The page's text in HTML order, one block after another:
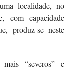
localidade, no
com capacidade
produz-se neste
“severos” e